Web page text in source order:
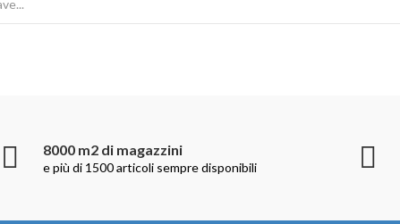
8000 m2 di magazzini
e più di 1500 articoli sempre disponibili